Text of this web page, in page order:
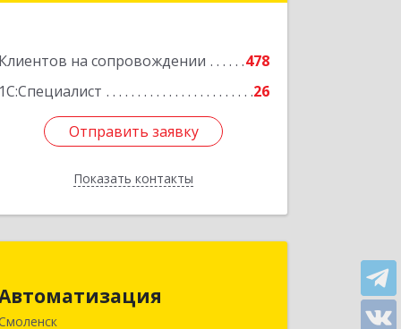
Клиентов на сопровождении
478
1С:Специалист
26
Отправить заявку
Показать контакты
Подробнее
Отправить заявку
Назад
214019, Смоленская обл, Смоленск г,